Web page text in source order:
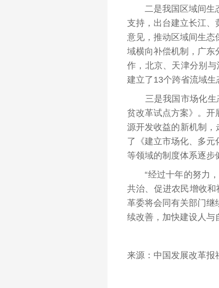
二是我国区域间生态
支持，出台建立长江、
意见，推动区域间生态
域横向补偿机制，广
作，北京、天津分别
建立了13个跨省流域
三是我国市场化生态
贫改革试点方案》。开
源开发收益的新机制
了《建立市场化、多
等领域的制度体系逐
“经过十年的努力，
共治、促进农民增收
革委将会同有关部门继
续改善，加快建设人与
来源： 中国发展改革报